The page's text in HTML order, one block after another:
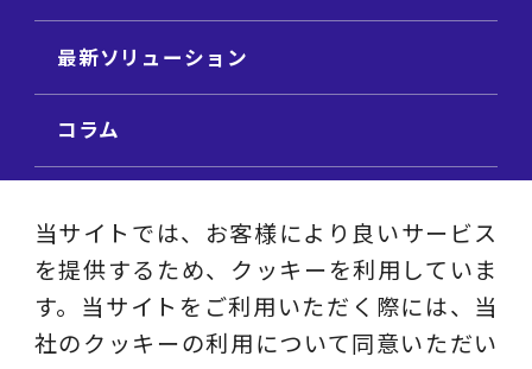
最新ソリューション
コラム
ビジネステーマ解説集
動画ライブラリ
当サイトでは、お客様により良いサービス
を提供するため、クッキーを利用していま
す。当サイトをご利用いただく際には、当
社のクッキーの利用について同意いただい